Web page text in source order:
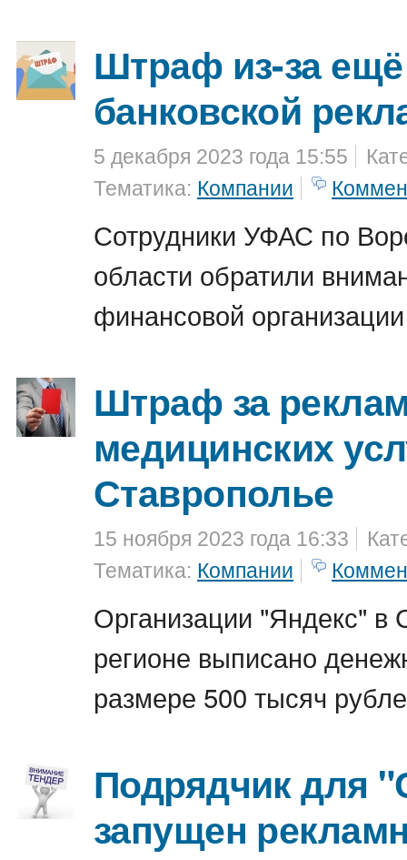
Штраф из-за
банковской
5 декабря 2023 года 15:55
Тематика: Компании
Сотрудники УФАС по
области обратили
финансовой
Штраф за
медицинских
Ставрополье
15 ноября 2023 года 16:33
Тематика: Компании
Организации "Яндекс" в
регионе выписано
размере 500 тысяч
Подрядчик для
запущен